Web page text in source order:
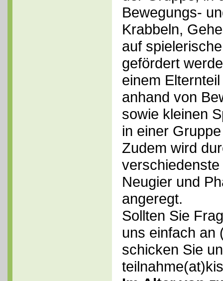
Bewegungs-
Krabbeln,
auf
gefördert
einem
anhand von
sowie kleinen
in einer
Zudem wird
Neugier und
angeregt.
Sollten Sie
uns einfach an
schicken Sie